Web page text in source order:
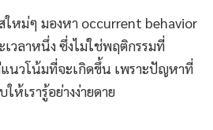
ใหม่ๆ มองหา occurrent behavior
วลาหนึ่ง ซึ่งไม่ใช่พฤติกรรมที่
แนวโน้มที่จะเกิดขึ้น เพราะปัญหาที่
ห้เรารู้อย่างง่ายดาย